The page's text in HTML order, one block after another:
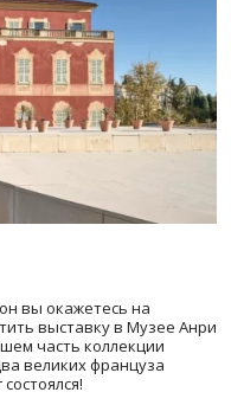
вы окажетесь на
выставку в Музее Анри
часть коллекции
великих француза